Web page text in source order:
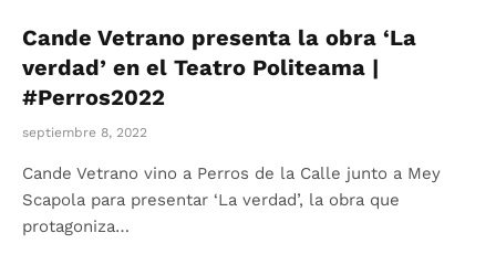
Cande Vetrano presenta la obra ‘La
verdad’ en el Teatro Politeama |
#Perros2022
septiembre 8, 2022
Cande Vetrano vino a Perros de la Calle junto a Mey
Scapola para presentar ‘La verdad’, la obra que
protagoniza…